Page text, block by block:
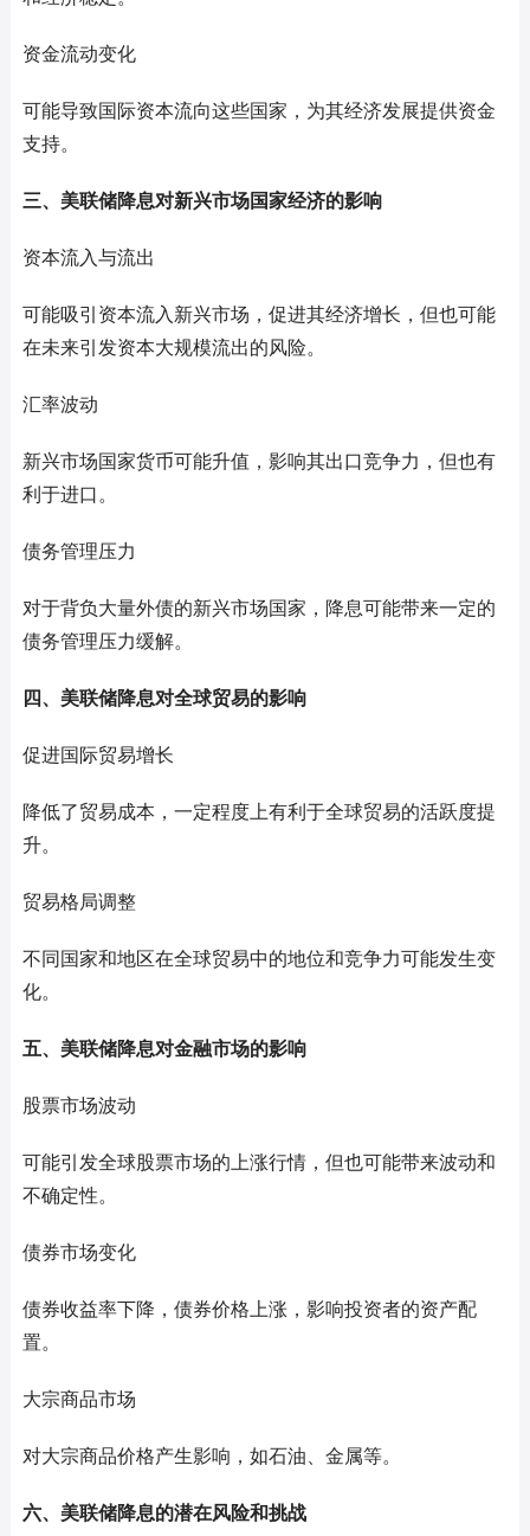
资金流动变化
可能导致国际资本流向这些国家，为其经济发展提供资金
支持。
三、美联储降息对新兴市场国家经济的影响
资本流入与流出
可能吸引资本流入新兴市场，促进其经济增长，但也可能
在未来引发资本大规模流出的风险。
汇率波动
新兴市场国家货币可能升值，影响其出口竞争力，但也有
利于进口。
债务管理压力
对于背负大量外债的新兴市场国家，降息可能带来一定的
债务管理压力缓解。
四、美联储降息对全球贸易的影响
促进国际贸易增长
降低了贸易成本，一定程度上有利于全球贸易的活跃度提
升。
贸易格局调整
不同国家和地区在全球贸易中的地位和竞争力可能发生变
化。
五、美联储降息对金融市场的影响
股票市场波动
可能引发全球股票市场的上涨行情，但也可能带来波动和
不确定性。
债券市场变化
债券收益率下降，债券价格上涨，影响投资者的资产配
置。
大宗商品市场
对大宗商品价格产生影响，如石油、金属等。
六、美联储降息的潜在风险和挑战